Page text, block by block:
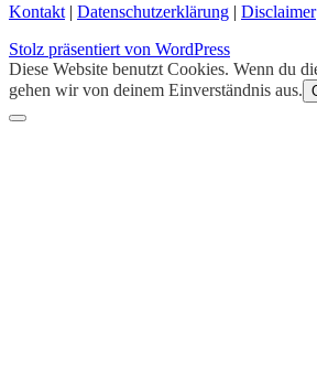
Kontakt | Datenschutzerklärung | Disclaimer
Stolz präsentiert von WordPress
Diese Website benutzt Cookies. Wenn du
gehen wir von deinem Einverständnis aus.